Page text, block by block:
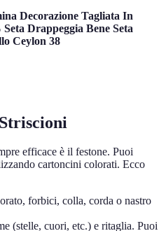
Decorazione Tagliata In
Drappeggia Bene Seta
Ceylon 38
efficace è il festone. Puoi
cartoncini colorati. Ecco
forbici, colla, corda o nastro
(stelle, cuori, etc.) e ritaglia. Puoi